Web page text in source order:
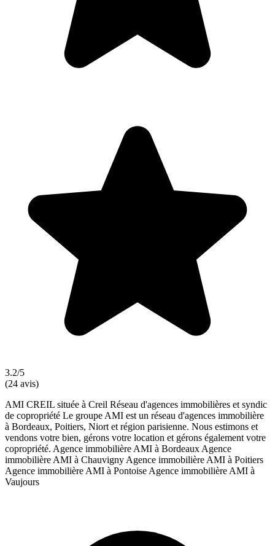
3.2/5
(24 avis)
AMI CREIL située à Creil Réseau d'agences immobilières et syndic
de copropriété Le groupe AMI est un réseau d'agences immobilière
à Bordeaux, Poitiers, Niort et région parisienne. Nous estimons et
vendons votre bien, gérons votre location et gérons également votre
copropriété. Agence immobilière AMI à Bordeaux Agence
immobilière AMI à Chauvigny Agence immobilière AMI à Poitiers
Agence immobilière AMI à Pontoise Agence immobilière AMI à
Vaujours